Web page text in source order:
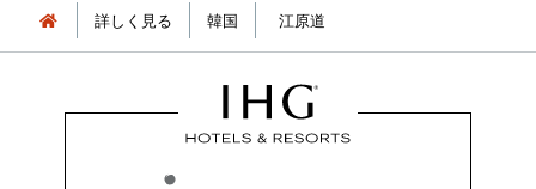
詳しく見る 韓国 江原道